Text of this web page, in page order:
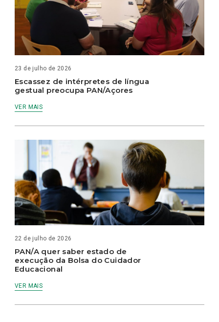
23 de julho de 2026
Escassez de intérpretes de língua
gestual preocupa PAN/Açores
VER MAIS
22 de julho de 2026
PAN/A quer saber estado de
execução da Bolsa do Cuidador
Educacional
VER MAIS